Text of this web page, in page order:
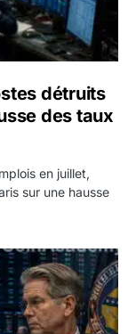
détruits
des taux
en juillet,
sur une hausse
prévenir la